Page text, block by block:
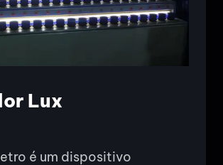
Lux
é um dispositivo